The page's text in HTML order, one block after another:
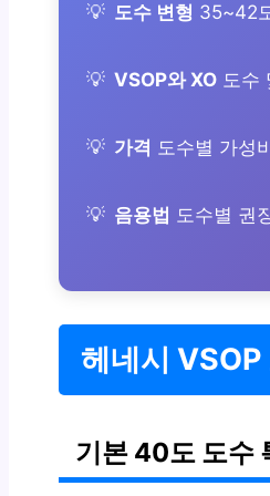
도수 변형 35~42
VSOP와 XO 도수
가격 도수별 가성
음용법 도수별 권
헤네시
기본 40도 도수